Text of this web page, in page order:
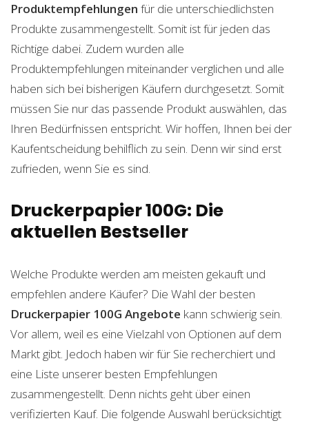
Produktempfehlungen für die unterschiedlichsten
Produkte zusammengestellt. Somit ist für jeden das
Richtige dabei. Zudem wurden alle
Produktempfehlungen miteinander verglichen und alle
haben sich bei bisherigen Käufern durchgesetzt. Somit
müssen Sie nur das passende Produkt auswählen, das
Ihren Bedürfnissen entspricht. Wir hoffen, Ihnen bei der
Kaufentscheidung behilflich zu sein. Denn wir sind erst
zufrieden, wenn Sie es sind.
Druckerpapier 100G: Die
aktuellen Bestseller
Welche Produkte werden am meisten gekauft und
empfehlen andere Käufer? Die Wahl der besten
Druckerpapier 100G Angebote kann schwierig sein.
Vor allem, weil es eine Vielzahl von Optionen auf dem
Markt gibt. Jedoch haben wir für Sie recherchiert und
eine Liste unserer besten Empfehlungen
zusammengestellt. Denn nichts geht über einen
verifizierten Kauf. Die folgende Auswahl berücksichtigt